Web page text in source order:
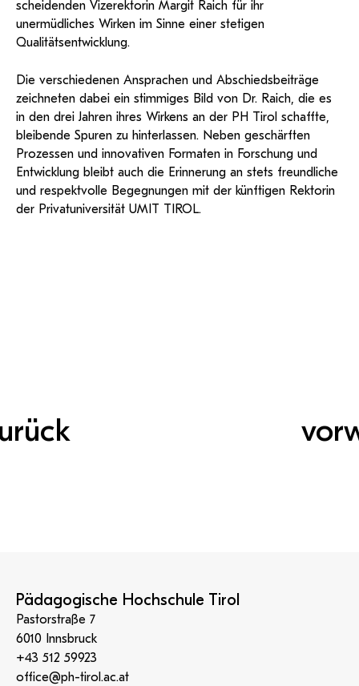
scheidenden Vizerektorin Margit Raich für ihr
unermüdliches Wirken im Sinne einer stetigen
Qualitätsentwicklung.
Die verschiedenen Ansprachen und Abschiedsbeiträge
zeichneten dabei ein stimmiges Bild von Dr. Raich, die es
in den drei Jahren ihres Wirkens an der PH Tirol schaffte,
bleibende Spuren zu hinterlassen. Neben geschärften
Prozessen und innovativen Formaten in Forschung und
Entwicklung bleibt auch die Erinnerung an stets freundliche
und respektvolle Begegnungen mit der künftigen Rektorin
der Privatuniversität UMIT TIROL.
Pädagogische Hochschule Tirol
Pastorstraße 7
6010 Innsbruck
+43 512 59923
office@ph-tirol.ac.at
und Dokumentationen in öffentlich-
rechtlicher Qualität.
Support
wissenschaftlichen Arbeiten
Anleitung
Antragsformular Konto
Web-basiertes Tool zum sicheren
Versand großer Dateien.
ServiceWeb Hilfe
BA/MA Anträge,
Forschungsanträge, Formulare,…
PH Online Hilfe
Bitte kontaktieren Sie unsere Mitarbeiter:innen nicht über die
persönliche Mailadresse, sondern über den oben
angegebenen Hilfebutton.
Service
Ideen und Verbesserungen Campus